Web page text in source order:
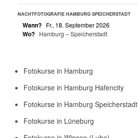
NACHTFOTOGRAFIE HAMBURG SPEICHERSTADT
Wann? Fr., 18. September 2026
Wo? Hamburg – Speicherstadt
Fotokurse in Hamburg
Fotokurse in Hamburg Hafencity
Fotokurse in Hamburg Speicherstadt
Fotokurse in Lüneburg